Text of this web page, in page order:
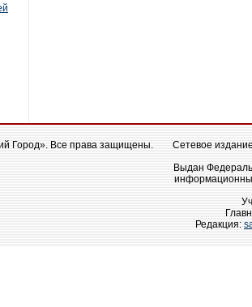
Город». Все права защищены.
Сетевое
Выдан
Редакция: